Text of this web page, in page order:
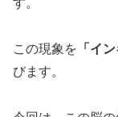
す。
この現象を 「イ
びます。